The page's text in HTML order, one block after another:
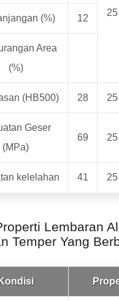
25
(%) 12
Area
(%)
(HB500) 28 25
Geser
(MPa)
69 25
kelelahan 41 25
Lembaran
Temper Yang
Kondisi